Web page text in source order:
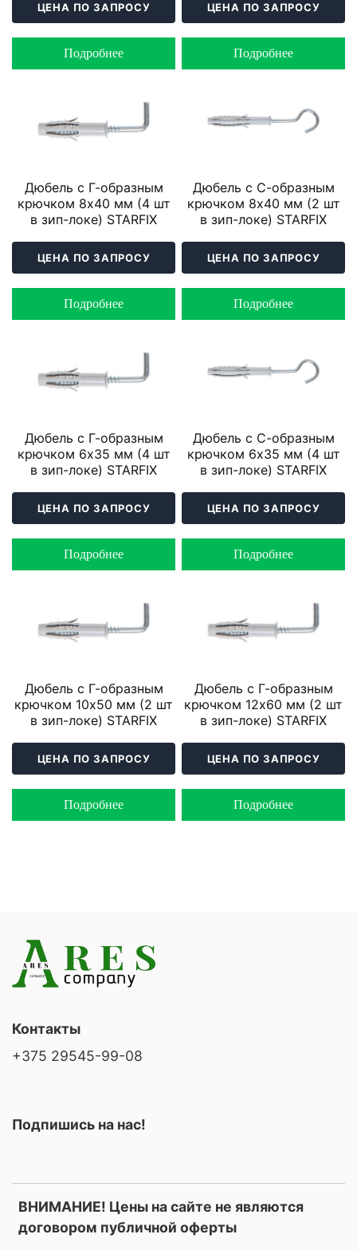
ЦЕНА ПО ЗАПРОСУ
Подробнее
ЦЕНА ПО ЗАПРОСУ
Подробнее
Дюбель с Г-образным
крючком 8х40 мм (4 шт
в зип-локе) STARFIX
ЦЕНА ПО ЗАПРОСУ
Подробнее
Дюбель с С-образным
крючком 8х40 мм (2 шт
в зип-локе) STARFIX
ЦЕНА ПО ЗАПРОСУ
Подробнее
Дюбель с Г-образным
крючком 6х35 мм (4 шт
в зип-локе) STARFIX
ЦЕНА ПО ЗАПРОСУ
Подробнее
Дюбель с С-образным
крючком 6х35 мм (4 шт
в зип-локе) STARFIX
ЦЕНА ПО ЗАПРОСУ
Подробнее
Дюбель с Г-образным
крючком 10х50 мм (2 шт
в зип-локе) STARFIX
ЦЕНА ПО ЗАПРОСУ
Подробнее
Дюбель с Г-образным
крючком 12х60 мм (2 шт
в зип-локе) STARFIX
ЦЕНА ПО ЗАПРОСУ
Подробнее
ВНИМАНИЕ! Цены на сайте не являются
договором публичной оферты
Контакты
+375 29545-99-08
Подпишись на нас!